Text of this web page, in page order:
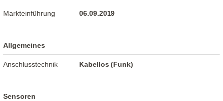
Markteinführung 06.09.2019
Allgemeines
Anschlusstechnik Kabellos (Funk)
Sensoren